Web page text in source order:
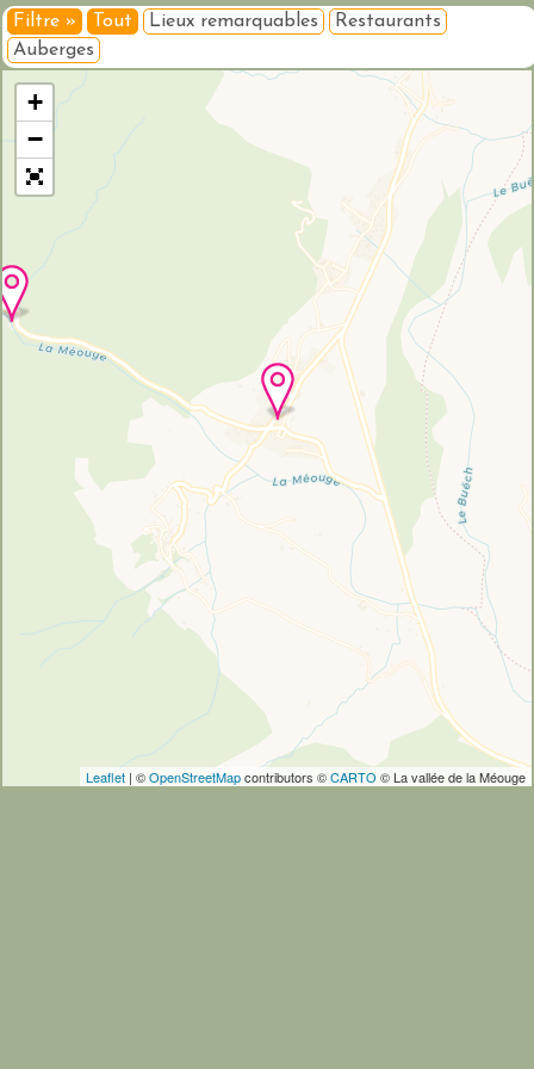
Filtre » Tout Lieux remarquables
Restaurants
Auberges
Veuillez patienter pendant le chargement de la carte...
+
−
Leaflet| ©OpenStreetMapcontributors ©CARTO © La vallée de la Méouge